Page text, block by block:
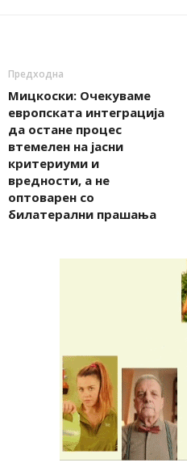
Предходна
Мицкоски: Очекуваме
европската интеграција
да остане процес
втемелен на јасни
критериуми и
вредности, а не
оптоварен со
билатерални прашања